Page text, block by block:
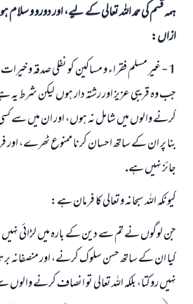
ہمہ قسم کی حمد اللہ تعالی کے لیے، اور دورو و
ازاں:
1 - غير مسلم فقراء و مساكين كو نفلى صدقہ و
جب وہ قريبى عزيز اور رشتہ دار ہوں ليكن شرط
كرنے والوں ميں شامل نہ ہوں، اور ان ميں سے
بنا پر ان كے ساتھ احسان كرنا ممنوع ٹھرے، اور
جائز نہيں ہے.
كيونكہ اللہ سبحانہ وتعالى كا فرمان ہے:
جن لوگوں نے تم سے دين كے بارہ ميں لڑائى
كيا ان كے ساتھ حسن سلوك كرنے، اور منصفانہ
نہيں روكتا، بلكہ اللہ تعالى تو انصاف كرنے